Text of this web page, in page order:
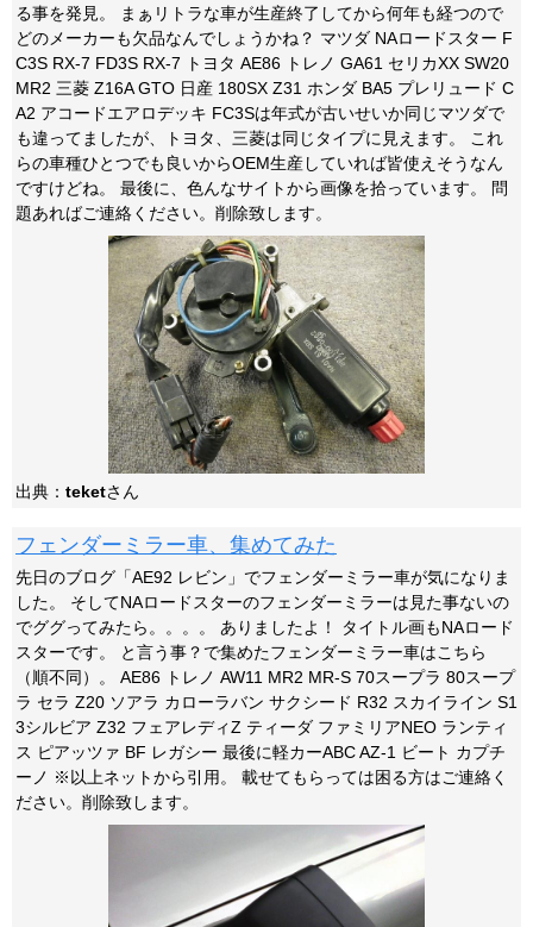
る事を発見。 まぁリトラな車が生産終了してから何年も経つので
どのメーカーも欠品なんでしょうかね？ マツダ NAロードスター F
C3S RX-7 FD3S RX-7 トヨタ AE86 トレノ GA61 セリカXX SW20
MR2 三菱 Z16A GTO 日産 180SX Z31 ホンダ BA5 プレリュード C
A2 アコードエアロデッキ FC3Sは年式が古いせいか同じマツダで
も違ってましたが、トヨタ、三菱は同じタイプに見えます。 これ
らの車種ひとつでも良いからOEM生産していれば皆使えそうなん
ですけどね。 最後に、色んなサイトから画像を拾っています。 問
題あればご連絡ください。削除致します。
出典： teketさん
フェンダーミラー車、集めてみた
先日のブログ「AE92 レビン」でフェンダーミラー車が気になりま
した。 そしてNAロードスターのフェンダーミラーは見た事ないの
でググってみたら。。。。 ありましたよ！ タイトル画もNAロード
スターです。 と言う事？で集めたフェンダーミラー車はこちら
（順不同）。 AE86 トレノ AW11 MR2 MR-S 70スープラ 80スープ
ラ セラ Z20 ソアラ カローラバン サクシード R32 スカイライン S1
3シルビア Z32 フェアレディZ ティーダ ファミリアNEO ランティ
ス ピアッツァ BF レガシー 最後に軽カーABC AZ-1 ビート カプチ
ーノ ※以上ネットから引用。 載せてもらっては困る方はご連絡く
ださい。削除致します。